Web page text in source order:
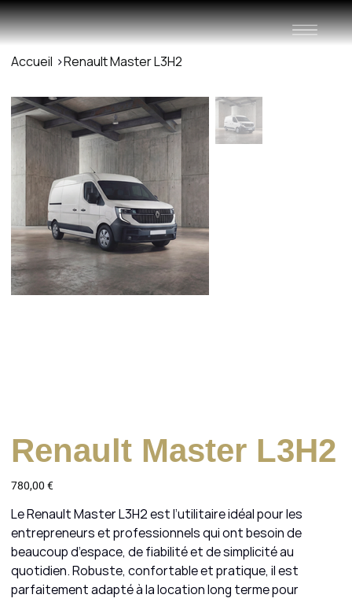
Accueil >Renault Master L3H2
Renault Master L3H2
Prix
780,00 €
Le Renault Master L3H2 est l’utilitaire idéal pour les
entrepreneurs et professionnels qui ont besoin de
beaucoup d’espace, de fiabilité et de simplicité au
quotidien. Robuste, confortable et pratique, il est
parfaitement adapté à la location long terme pour